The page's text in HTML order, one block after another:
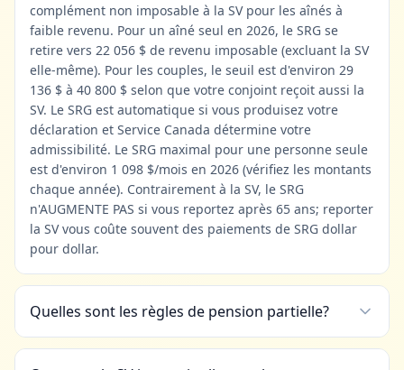
complément non imposable à la SV pour les aînés à
faible revenu. Pour un aîné seul en 2026, le SRG se
retire vers 22 056 $ de revenu imposable (excluant la SV
elle-même). Pour les couples, le seuil est d'environ 29
136 $ à 40 800 $ selon que votre conjoint reçoit aussi la
SV. Le SRG est automatique si vous produisez votre
déclaration et Service Canada détermine votre
admissibilité. Le SRG maximal pour une personne seule
est d'environ 1 098 $/mois en 2026 (vérifiez les montants
chaque année). Contrairement à la SV, le SRG
n'AUGMENTE PAS si vous reportez après 65 ans; reporter
la SV vous coûte souvent des paiements de SRG dollar
pour dollar.
Quelles sont les règles de pension partielle?